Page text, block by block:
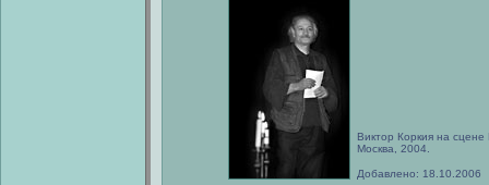
Виктор Коркия на
Москва, 2004.
Добавлено: 18.10.2006